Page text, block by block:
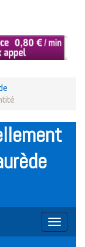
Toggle